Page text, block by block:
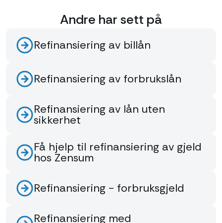
Andre har sett på
Refinansiering av billån
Refinansiering av forbrukslån
Refinansiering av lån uten
sikkerhet
Få hjelp til refinansiering av gjeld
hos Zensum
Refinansiering - forbruksgjeld
Refinansiering med